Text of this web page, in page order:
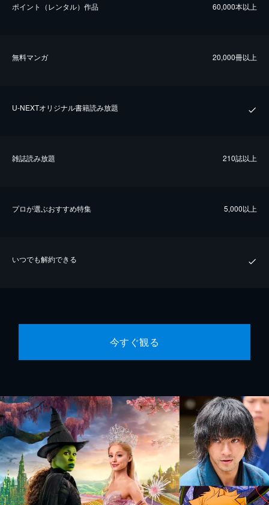
ポイント（レンタル）作品 60,000本以上
無料マンガ 20,000冊以上
U-NEXTオリジナル書籍読み放題
雑誌読み放題 210誌以上
プロが選ぶおすすめ特集 5,000以上
いつでも解約できる
今すぐ観る